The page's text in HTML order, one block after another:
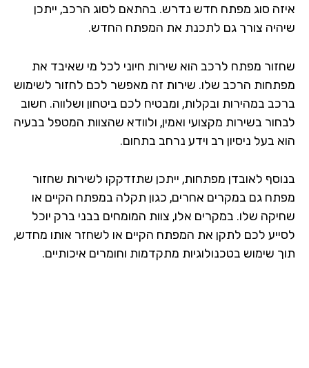
סוג מפתח חדש נדרש. בהתאם לסוג הרכב, ייתכן
צורך גם לתכנת את המפתח החדש.
מפתח לרכב הוא שירות חיוני לכל מי שאיבד את
הרכב שלו. שירות זה מאפשר לכם לחזור לשימוש
במהירות ובקלות, ומבטיח לכם ביטחון ושלווה. חשוב
בשירות מקצועי ואמין, ולוודא שהצוות המטפל בבעיה
בעל ניסיון רב וידע נרחב בתחום.
לאובדן מפתחות, ייתכן שתזדקקו לשירות שחזור
גם במקרים אחרים, כגון תקלה במפתח הקיים או
שלו. במקרים אלו, צוות המומחים בבני ברק יוכל
לכם לתקן את המפתח הקיים או לשחזר אותו מחדש,
שימוש בטכנולוגיות מתקדמות וחומרים איכותיים.